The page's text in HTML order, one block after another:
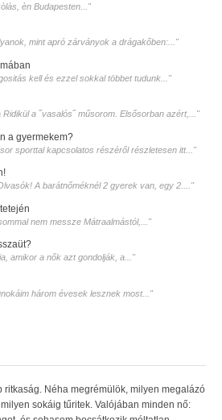
èn Budapesten..."
mint apró zárványok a drágakőben:..."
kell és ezzel sokkal többet tudunk..."
a ˝vasalós˝ műsorom. Elsősorban azért,..."
a gyermekem?
sporttal kapcsolatos részéről részletesen itt..."
A barátnőméknél 2 gyerek van, egy 2...."
nem messze Mátraalmástól,..."
amikor a nők azt gondolják, a..."
három évesek lesznek most..."
ritkaság. Néha megrémülök, milyen megalázó
sokáig tűritek. Valójában minden nő: